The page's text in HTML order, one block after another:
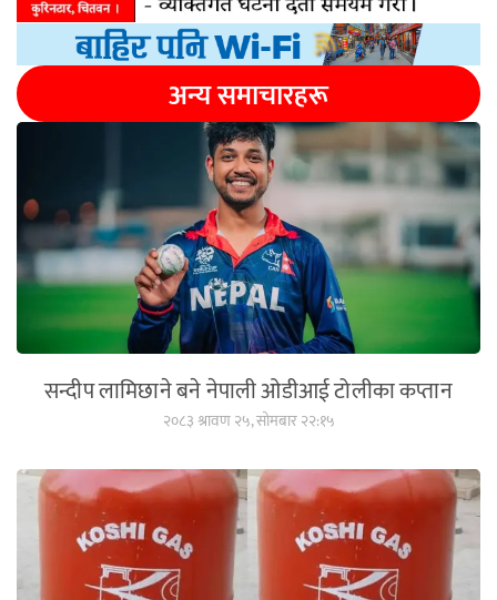
अन्य समाचारहरू
सन्दीप लामिछाने बने नेपाली ओडीआई टोलीका कप्तान
२०८३ श्रावण २५, सोमबार २२:१५